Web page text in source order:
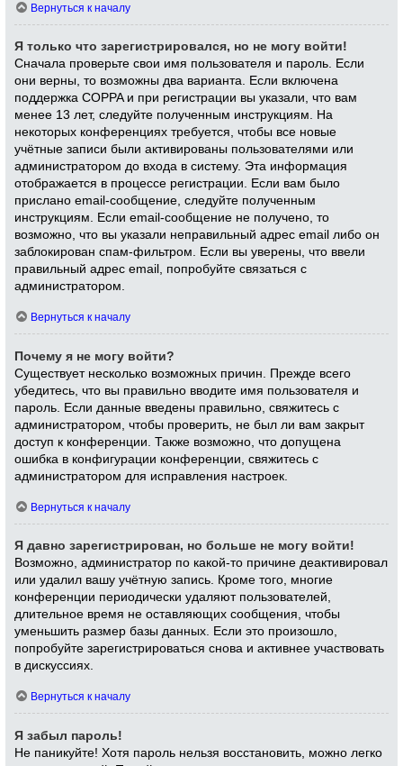
Вернуться к началу
Я только что зарегистрировался, но не могу войти!
Сначала проверьте свои имя пользователя и пароль. Если
они верны, то возможны два варианта. Если включена
поддержка COPPA и при регистрации вы указали, что вам
менее 13 лет, следуйте полученным инструкциям. На
некоторых конференциях требуется, чтобы все новые
учётные записи были активированы пользователями или
администратором до входа в систему. Эта информация
отображается в процессе регистрации. Если вам было
прислано email-сообщение, следуйте полученным
инструкциям. Если email-сообщение не получено, то
возможно, что вы указали неправильный адрес email либо он
заблокирован спам-фильтром. Если вы уверены, что ввели
правильный адрес email, попробуйте связаться с
администратором.
Вернуться к началу
Почему я не могу войти?
Существует несколько возможных причин. Прежде всего
убедитесь, что вы правильно вводите имя пользователя и
пароль. Если данные введены правильно, свяжитесь с
администратором, чтобы проверить, не был ли вам закрыт
доступ к конференции. Также возможно, что допущена
ошибка в конфигурации конференции, свяжитесь с
администратором для исправления настроек.
Вернуться к началу
Я давно зарегистрирован, но больше не могу войти!
Возможно, администратор по какой-то причине деактивировал
или удалил вашу учётную запись. Кроме того, многие
конференции периодически удаляют пользователей,
длительное время не оставляющих сообщения, чтобы
уменьшить размер базы данных. Если это произошло,
попробуйте зарегистрироваться снова и активнее участвовать
в дискуссиях.
Вернуться к началу
Я забыл пароль!
Не паникуйте! Хотя пароль нельзя восстановить, можно легко